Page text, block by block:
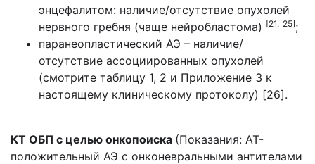
энцефалитом: наличие/отсутствие опухолей
нервного гребня (чаще нейробластома) [21, 25];
паранеопластический АЭ – наличие/
отсутствие ассоциированных опухолей
(смотрите таблицу 1, 2 и Приложение 3 к
настоящему клиническому протоколу) [26].
КТ ОБП с целью онкопоиска (Показания: АТ-
положительный АЭ с онконевральными антителами